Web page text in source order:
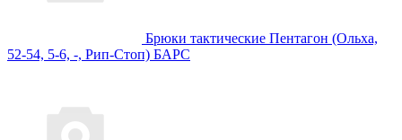
Брюки тактические Пентагон (Ольха,
52-54, 5-6, -, Рип-Стоп) БАРС